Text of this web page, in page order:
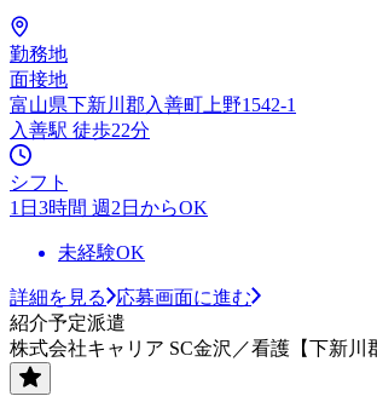
勤務地
面接地
富山県下新川郡入善町上野1542-1
入善駅 徒歩22分
シフト
1日3時間 週2日からOK
未経験OK
詳細を見る
応募画面に進む
紹介予定派遣
株式会社キャリア SC金沢／看護【下新川